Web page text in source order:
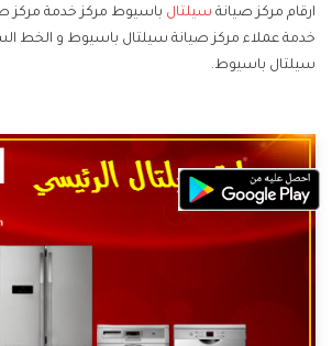
ارقام مركز صيانة سيلتال باسيوط مركز خدمة مركز
خدمة عملاء مركز صيانة سيلتال باسيوط و الخط
سيلتال باسيوط.